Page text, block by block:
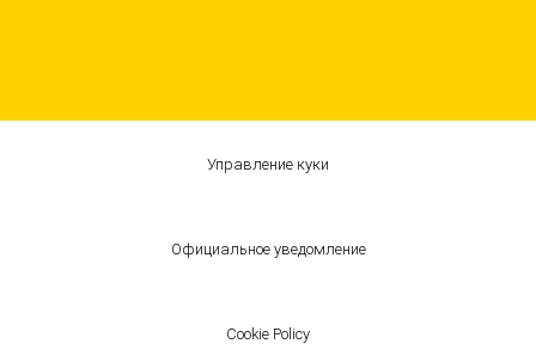
Управление куки
Официальное уведомление
Cookie Policy